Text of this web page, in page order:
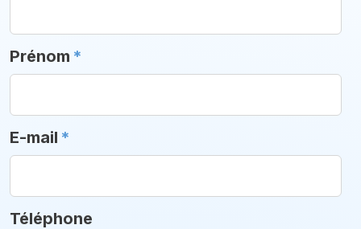
Prénom *
E-mail *
Téléphone